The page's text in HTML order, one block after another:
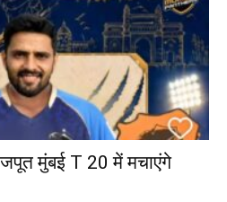
मुंबई T 20 में मचाएंगे